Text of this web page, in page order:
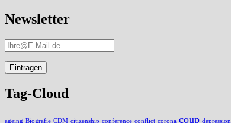
Newsletter
Tag-Cloud
ageing Biografie CDM citizenship conference conflict corona coup depression